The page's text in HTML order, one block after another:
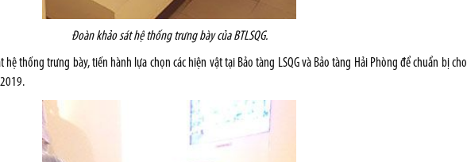
Đoàn khảo sát hệ thống trưng bày của BTLSQG.
hệ thống trưng bày, tiến hành lựa chọn các hiện vật tại Bảo tàng LSQG và Bảo tàng Hải Phòng để chuẩn bị cho